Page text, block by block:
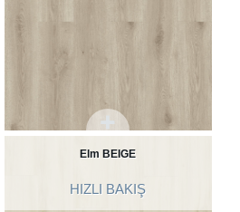
Elm BEIGE
HIZLI BAKIŞ